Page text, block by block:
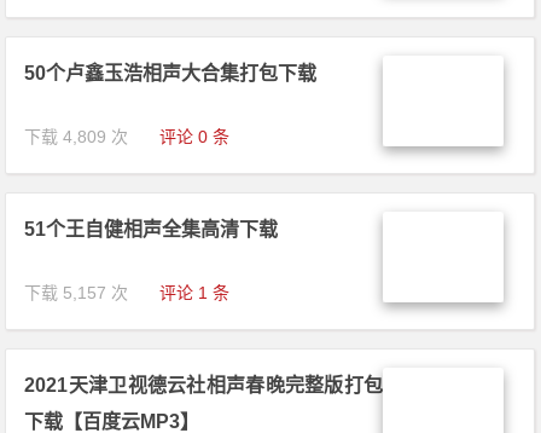
50个卢鑫玉浩相声大合集打包下载
下载 4,809 次 评论 0 条
51个王自健相声全集高清下载
下载 5,157 次 评论 1 条
2021天津卫视德云社相声春晚完整版打包
下载【百度云MP3】